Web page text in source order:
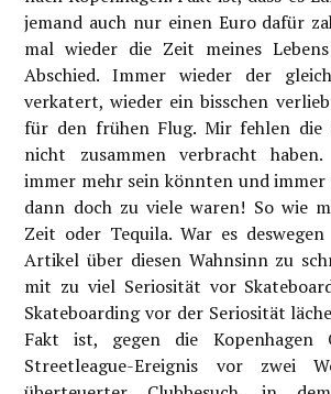
jemand auch nur einen Euro dafür
mal wieder die Zeit meines
Abschied. Immer wieder der
verkatert, wieder ein bisschen
für den frühen Flug. Mir fehlen die
nicht zusammen verbracht
immer mehr sein könnten und immer
dann doch zu viele waren! So wie
Zeit oder Tequila. War es
Artikel über diesen Wahnsinn zu
mit zu viel Seriosität vor
Skateboarding vor der Seriosität
Fakt ist, gegen die Kopenhagen
Streetleague-Ereignis vor zwei